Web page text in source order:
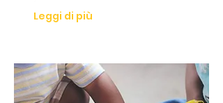
Leggi di più